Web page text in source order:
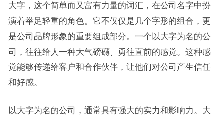
大字，这个简单而又富有力量的词汇，在公司名字中扮
演着举足轻重的角色。它不仅仅是几个字形的组合，更
是公司品牌形象的重要组成部分。一个以大字为名的公
司，往往给人一种大气磅礴、勇往直前的感觉。这种感
觉能够传递给客户和合作伙伴，让他们对公司产生信任
和好感。
以大字为名的公司，通常具有强大的实力和影响力。大